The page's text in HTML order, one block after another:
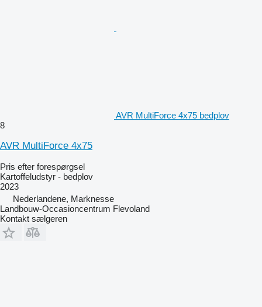
AVR MultiForce 4x75 bedplov
8
AVR MultiForce 4x75
Pris efter forespørgsel
Kartoffeludstyr - bedplov
2023
Nederlandene, Marknesse
Landbouw-Occasioncentrum Flevoland
Kontakt sælgeren